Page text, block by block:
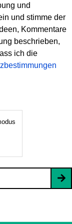
und
und stimme der
Kommentare
beschrieben,
ich die